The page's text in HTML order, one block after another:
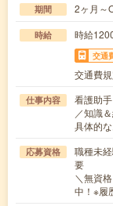
期間 2ヶ月～
時給 時給
交通
交通費
仕事内容
看護助手
／知識
具体的
応募資格
職種未
要
＼無資
中！※履